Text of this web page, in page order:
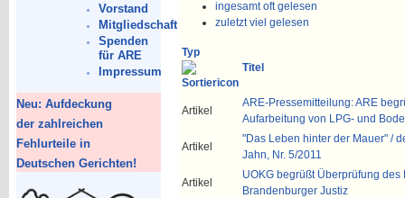
Vorstand
Mitgliedschaft
Spenden
für ARE
Impressum
Neu: Aufdeckung
der zahlreichen
Fehlurteile in
Deutschen Gerichten!
ingesamt oft gelesen
zuletzt viel gelesen
Typ
Titel
Artikel
ARE-Pressemitteilung: ARE
Aufarbeitung von LPG- und
Artikel
"Das Leben hinter der Mauer" /
Jahn, Nr. 5/2011
Artikel
UOKG begrüßt Überprüfung des
Brandenburger Justiz